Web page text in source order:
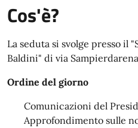
Cos'è?
La seduta si svolge presso il
Baldini" di via
Ordine del giorno
Comunicazioni del
Approfondimento sulle